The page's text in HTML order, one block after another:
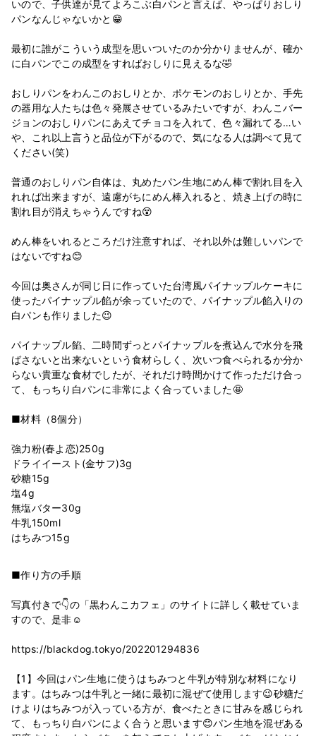
いので、子供達が見てよろこぶ白パンと言えば、やっぱりおしり
パンなんじゃないかと😁
最初に誰がこういう成型を思いついたのか分かりませんが、確か
に白パンでこの成型をすればおしりに見えるな🤣
おしりパンをわんこのおしりとか、ポケモンのおしりとか、手先
の器用な人たちは色々発展させているみたいですが、わんこバー
ジョンのおしりパンにあえてチョコを入れて、色々漏れてる…い
や、これ以上言うと品位が下がるので、気になる人は調べて見て
ください(笑)
普通のおしりパン自体は、丸めたパン生地にめん棒で割れ目を入
れれば出来ますが、遠慮がちにめん棒入れると、焼き上げの時に
割れ目が消えちゃうんですね😵
めん棒をいれるところだけ注意すれば、それ以外は難しいパンで
はないですね😊
今回は奥さんが同じ日に作っていた台湾風パイナップルケーキに
使ったパイナップル餡が余っていたので、パイナップル餡入りの
白パンも作りました😉
パイナップル餡、二時間ずっとパイナップルを煮込んで水分を飛
ばさないと出来ないという食材らしく、次いつ食べられるか分か
らない貴重な食材でしたが、それだけ時間かけて作っただけ合っ
て、もっちり白パンに非常によく合っていました🤩
■材料（8個分）
強力粉(春よ恋)250g
ドライイースト(金サフ)3g
砂糖15g
塩4g
無塩バター30g
牛乳150ml
■作り方の手順
写真付きで👇の「黒わんこカフェ」のサイトに詳しく載せていま
すので、是非☺️
https://blackdog.tokyo/202201294836
【1】今回はパン生地に使うはちみつと牛乳が特別な材料になり
ます。はちみつは牛乳と一緒に最初に混ぜて使用します😉砂糖だ
けよりはちみつが入っている方が、食べたときに甘みを感じられ
て、もっちり白パンによく合うと思います😊パン生地を混ぜある